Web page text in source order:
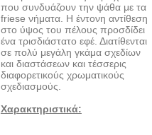
που συνδυάζουν την ψάθα με τα
friese νήματα. Η έντονη αντίθεση
στο ύψος του πέλους προσδίδει
ένα τρισδιάστατο εφέ. Διατίθενται
σε πολύ μεγάλη γκάμα σχεδίων
και διαστάσεων και τέσσερις
διαφορετικούς χρωματικούς
σχεδιασμούς.
Χαρακτηριστικά: